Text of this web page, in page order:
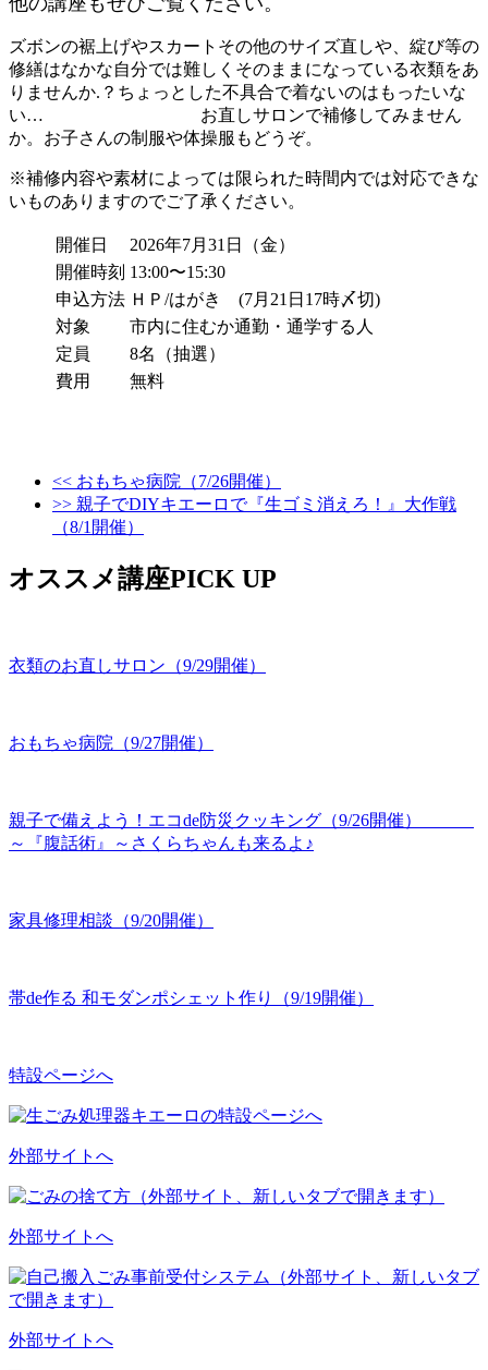
ズボンの裾上げやスカートその他のサイズ直しや、綻び等の
修繕はなかな自分では難しくそのままになっている衣類をあ
りませんか.？ちょっとした不具合で着ないのはもったいな
い… お直しサロンで補修してみません
か。お子さんの制服や体操服もどうぞ。
※補修内容や素材によっては限られた時間内では対応できな
いものありますのでご了承ください。
開催日
2026年7月31日（金）
開催時刻 13:00〜15:30
申込方法 ＨＰ/はがき (7月21日17時〆切)
対象
市内に住むか通勤・通学する人
定員
8名（抽選）
費用
無料
<< おもちゃ病院（7/26開催）
>> 親子でDIYキエーロで『生ゴミ消えろ！』大作戦
（8/1開催）
オススメ講座PICK UP
衣類のお直しサロン（9/29開催）
おもちゃ病院（9/27開催）
親子で備えよう！エコde防災クッキング（9/26開催）
～『腹話術』～さくらちゃんも来るよ♪
家具修理相談（9/20開催）
帯de作る 和モダンポシェット作り（9/19開催）
特設ページへ
外部サイトへ
外部サイトへ
外部サイトへ